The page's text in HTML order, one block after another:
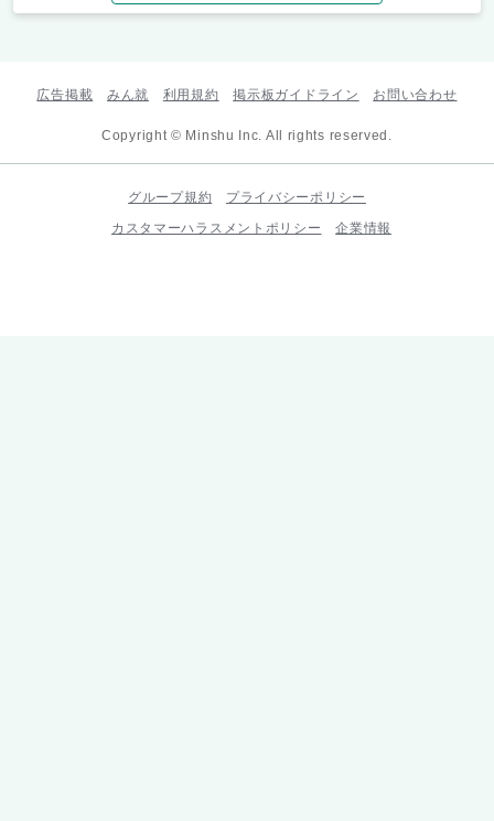
広告掲載 みん就 利用規約 掲示板ガイドライン お問い合わせ
Copyright © Minshu Inc. All rights reserved.
グループ規約
プライバシーポリシー
カスタマーハラスメントポリシー
企業情報